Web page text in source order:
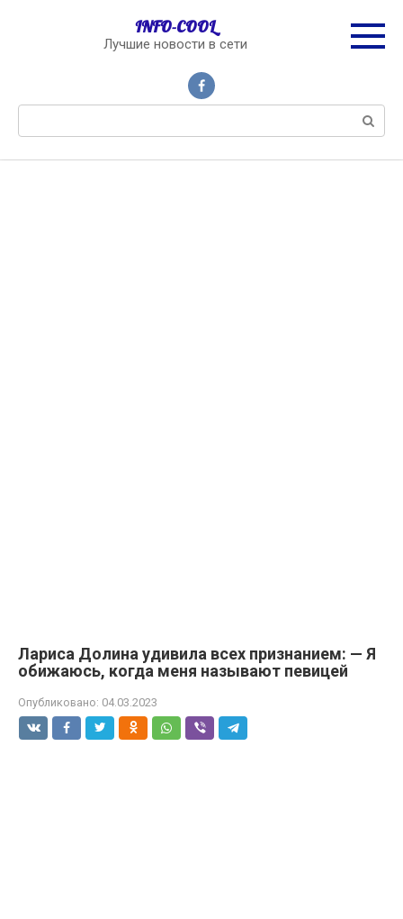
INFO-COOL
Лучшие новости в сети
Лариса Долина удивила всех признанием: — Я
обижаюсь, когда меня называют певицей
Опубликовано: 04.03.2023